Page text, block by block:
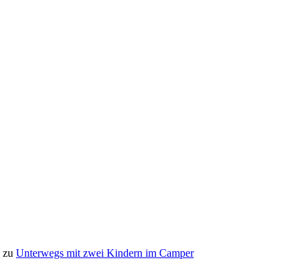
zu Unterwegs mit zwei Kindern im Camper